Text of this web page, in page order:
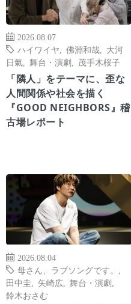
2026.08.07
ハイワイヤ
佛淵和哉
大河
日氣
舞台・演劇 茂手木桜子
「隣人」をテーマに、歪な
人間関係や社会を描く
『GOOD NEIGHBORS』稽
古場レポート
2026.08.04
母さん、ラブソングです。
田中圭
矢崎広 舞台・演劇
鈴木おさむ